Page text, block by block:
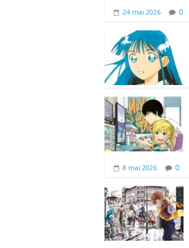
24 mai 2026 0
8 mai 2026 0